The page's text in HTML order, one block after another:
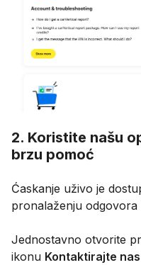
2. Koristite našu
brzu pomoć
Ćaskanje uživo je
pronalaženju odgovora
Jednostavno otvorite
ikonu Kontaktirajte nas